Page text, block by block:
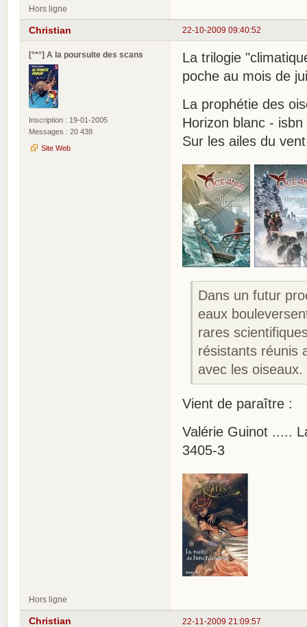
Hors ligne
22-10-2009 09:40:52
Christian
[°*°] A la poursuite des scans
Inscription : 19-01-2005
Messages : 20 438
Site Web
La trilogie
poche au mois de
La prophétie des
Horizon blanc -
Sur les ailes du
Dans un futur
eaux
rares
résistants réunis
avec les oiseaux.
Vient de paraître :
Valérie Guinot .....
3405-3
Hors ligne
22-11-2009 21:09:57
Christian